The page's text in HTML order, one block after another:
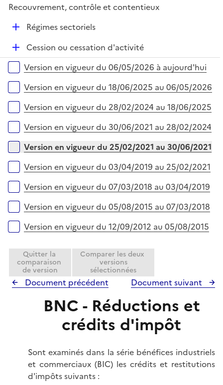
e
p
r
Recouvrement, contrôle et contentieux
D
e
Régimes sectoriels
D
é
p
e
Cession ou cessation d'activité
Versions sur la période
Version en vigueur du 06/05/2026 à aujourd'hui
Version en vigueur du 18/06/2025 au 06/05/2026
Version en vigueur du 28/02/2024 au 18/06/2025
Version en vigueur du 30/06/2021 au 28/02/2024
Version en vigueur du 25/02/2021 au 30/06/2021
Version en vigueur du 03/04/2019 au 25/02/2021
Version en vigueur du 07/03/2018 au 03/04/2019
Version en vigueur du 05/08/2015 au 07/03/2018
Version en vigueur du 12/09/2012 au 05/08/2015
Quitter la
comparaison
de version
Comparer les deux
versions
sélectionnées
Document précédent Document suivant
BNC - Réductions et
crédits d'impôt
Sont examinés dans la série bénéfices industriels
et commerciaux (BIC) les crédits et restitutions
d'impôts suivants :